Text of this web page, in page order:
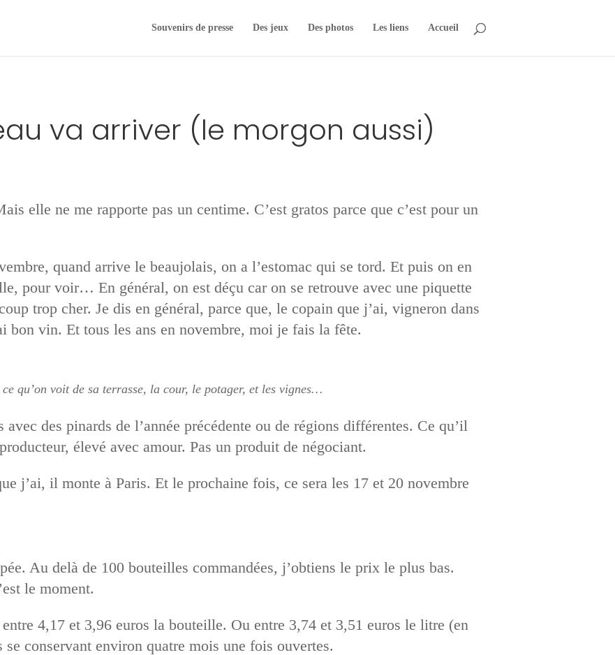
Souvenirs de presse Des jeux Des photos Les liens Accueil
va arriver (le morgon aussi)
elle ne me rapporte pas un centime. C’est gratos parce que c’est pour un
quand arrive le beaujolais, on a l’estomac qui se tord. Et puis on en
pour voir… En général, on est déçu car on se retrouve avec une piquette
trop cher. Je dis en général, parce que, le copain que j’ai, vigneron dans
vin. Et tous les ans en novembre, moi je fais la fête.
qu’on voit de sa terrasse, la cour, le potager, et les vignes…
des pinards de l’année précédente ou de régions différentes. Ce qu’il
élevé avec amour. Pas un produit de négociant.
j’ai, il monte à Paris. Et le prochaine fois, ce sera les 17 et 20 novembre
Au delà de 100 bouteilles commandées, j’obtiens le prix le plus bas.
le moment.
4,17 et 3,96 euros la bouteille. Ou entre 3,74 et 3,51 euros le litre (en
conservant environ quatre mois une fois ouvertes.